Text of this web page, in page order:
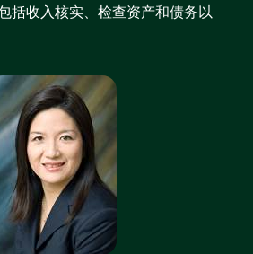
括收入核实、检查资产和债务以